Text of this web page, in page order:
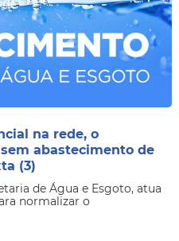
na rede, o
abastecimento de
(3)
de Água e Esgoto, atua
normalizar o